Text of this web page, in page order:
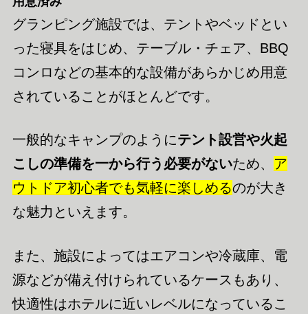
グランピング施設では、テントやベッドとい
った寝具をはじめ、テーブル・チェア、BBQ
コンロなどの基本的な設備があらかじめ用意
されていることがほとんどです。
一般的なキャンプのようにテント設営や火起
こしの準備を一から行う必要がないため、 ア
ウトドア初心者でも気軽に楽しめるのが大き
な魅力といえます。
また、施設によってはエアコンや冷蔵庫、電
源などが備え付けられているケースもあり、
快適性はホテルに近いレベルになっているこ